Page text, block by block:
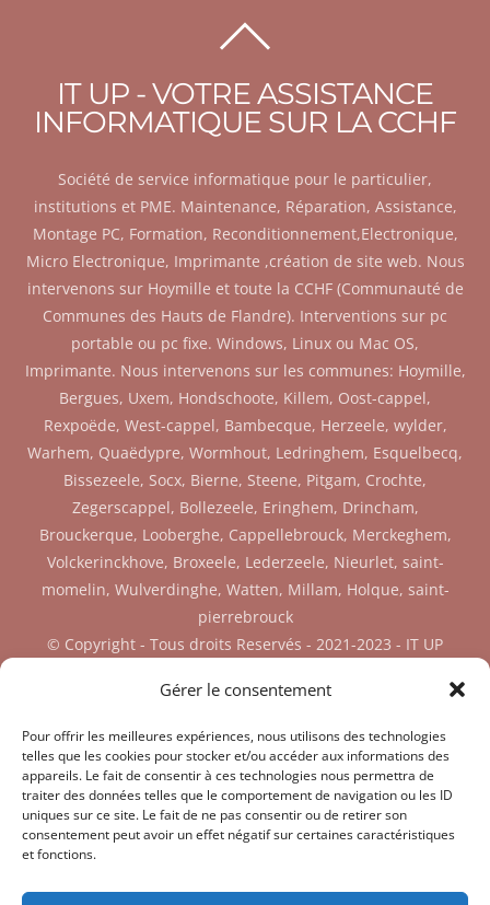
Gérer le consentement
Pour offrir les meilleures expériences, nous utilisons des technologies
telles que les cookies pour stocker et/ou accéder aux informations des
appareils. Le fait de consentir à ces technologies nous permettra de
traiter des données telles que le comportement de navigation ou les ID
uniques sur ce site. Le fait de ne pas consentir ou de retirer son
consentement peut avoir un effet négatif sur certaines caractéristiques
et fonctions.
TOP
IT UP - VOTRE ASSISTANCE
INFORMATIQUE SUR LA CCHF
Société de service informatique pour le particulier,
institutions et PME. Maintenance, Réparation, Assistance,
Montage PC, Formation, Reconditionnement,Electronique,
Micro Electronique, Imprimante ,création de site web. Nous
intervenons sur Hoymille et toute la CCHF (Communauté de
Communes des Hauts de Flandre). Interventions sur pc
portable ou pc fixe. Windows, Linux ou Mac OS,
Imprimante. Nous intervenons sur les communes: Hoymille,
Bergues, Uxem, Hondschoote, Killem, Oost-cappel,
Rexpoëde, West-cappel, Bambecque, Herzeele, wylder,
Warhem, Quaëdypre, Wormhout, Ledringhem, Esquelbecq,
Bissezeele, Socx, Bierne, Steene, Pitgam, Crochte,
Zegerscappel, Bollezeele, Eringhem, Drincham,
Brouckerque, Looberghe, Cappellebrouck, Merckeghem,
Volckerinckhove, Broxeele, Lederzeele, Nieurlet, saint-
momelin, Wulverdinghe, Watten, Millam, Holque, saint-
pierrebrouck
© Copyright - Tous droits Reservés - 2021-2023 - IT UP
Facebook
TwitterMobileMail